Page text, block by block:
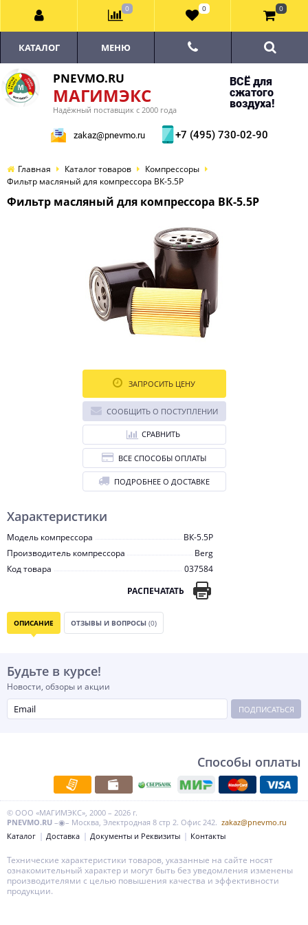
PNEVMO.RU
МАГИМЭКС
Надёжный поставщик с 2000 года
ВСЁ для
сжатого
воздуха!
zakaz@pnevmo.ru +7 (495) 730-02-90
КАТАЛОГ МЕНЮ
Главная Каталог товаров
Компрессоры
Фильтр масляный для компрессора ВК-5.5Р
Фильтр масляный для компрессора ВК-5.5Р
Характеристики
Модель компрессора
ВК-5.5Р
Производитель компрессора
Berg
Код товара
037584
РАСПЕЧАТАТЬ
ЗАПРОСИТЬ ЦЕНУ
СООБЩИТЬ О ПОСТУПЛЕНИИ
СРАВНИТЬ
ВСЕ СПОСОБЫ ОПЛАТЫ
ПОДРОБНЕЕ О ДОСТАВКЕ
ОПИСАНИЕ ОТЗЫВЫ И ВОПРОСЫ (0)
Будьте в курсе!
Новости, обзоры и акции
ПОДПИСАТЬСЯ
Способы оплаты
© ООО «МАГИМЭКС», 2000 – 2026 г.
PNEVMO.RU –◉– Москва, Электродная 8 стр 2. Офис 242. zakaz@pnevmo.ru
Каталог
Доставка Документы и Реквизиты Контакты
0 0 0
Технические характеристики товаров, указанные на сайте носят
ознакомительный характер и могут быть без уведомления изменены
производителями с целью повышения качества и эффективности
продукции.